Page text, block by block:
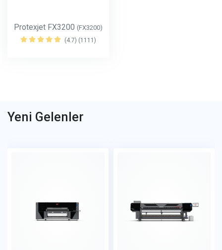
Protexjet FX3200 (FX3200)
(4.7) (1111)
Yeni Gelenler